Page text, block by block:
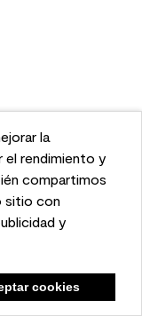
user experience
on our website.
use of our site
analytics
Cookies
la
el rendimiento y
compartimos
sitio con
y
cookies